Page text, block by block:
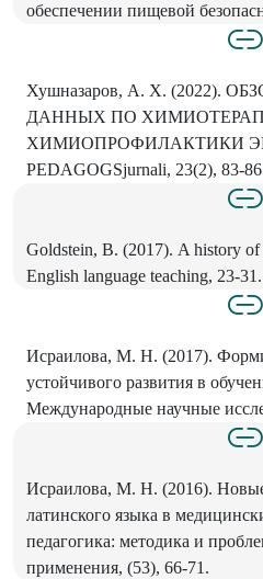
обеспечении пищевой
Хушназаров, А. X. (2022).
ДАННЫХ ПО
ХИМИОПРОФИЛАКТИКИ
PEDAGOGSjurnali, 23(2), 83-86
Goldstein, В. (2017). A history
English language teaching, 23-31.
Исраилова, М. Н. (2017).
устойчивого развития в
Международные научные
Исраилова, М. Н. (2016).
латинского языка в
педагогика: методика и
применения, (53), 66-71.